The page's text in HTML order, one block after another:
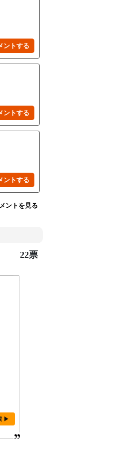
ントを見る
22票
▶